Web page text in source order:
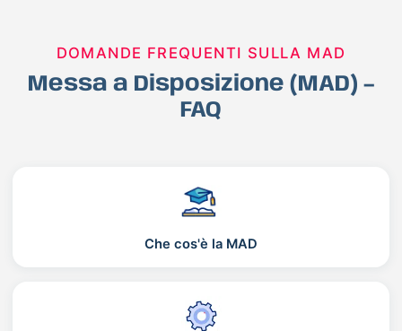
DOMANDE FREQUENTI SULLA MAD
Messa a Disposizione (MAD) –
FAQ
Che cos'è la MAD